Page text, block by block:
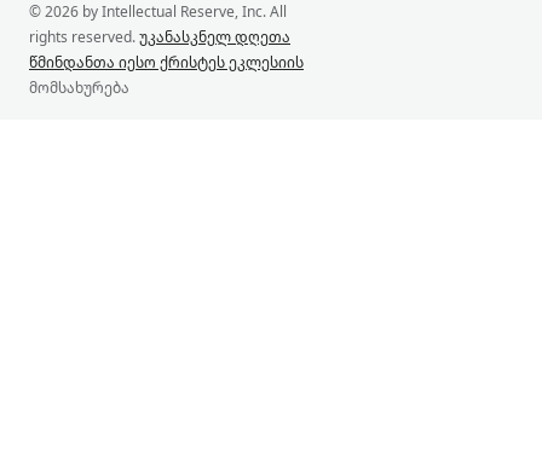
© 2026 by Intellectual Reserve, Inc. All
rights reserved.უკანასკნელ დღეთა
წმინდანთა იესო ქრისტეს ეკლესიის
მომსახურება